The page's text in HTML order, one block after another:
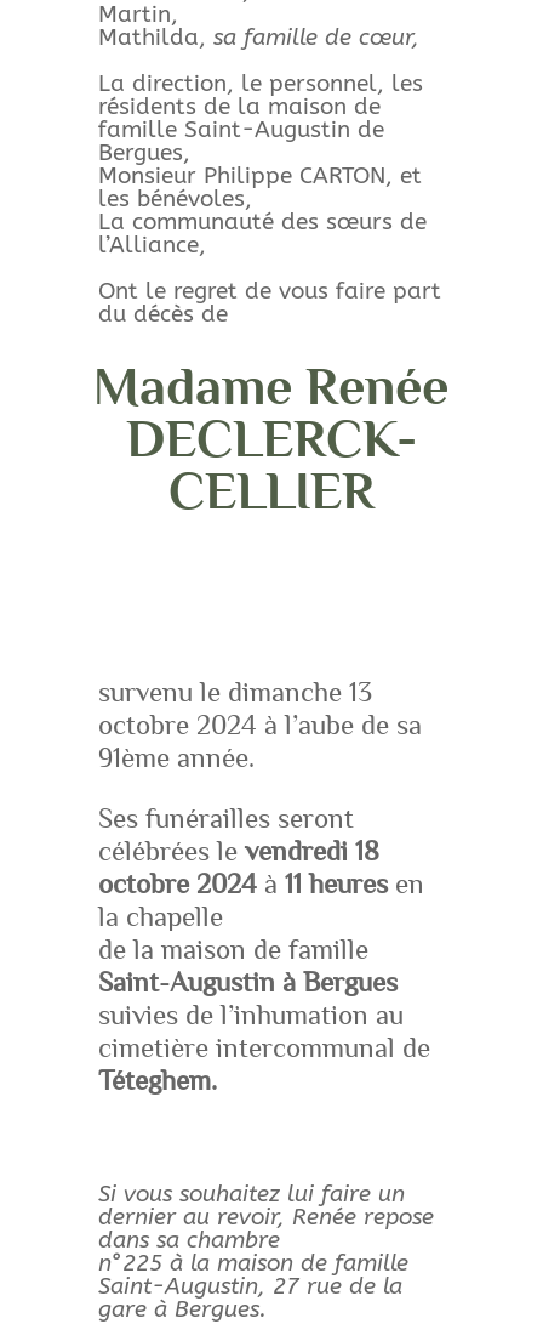
Martin,
Mathilda, sa famille de cœur,
La direction, le personnel, les
résidents de la maison de
famille Saint-Augustin de
Bergues,
Monsieur Philippe CARTON, et
les bénévoles,
La communauté des sœurs de
l’Alliance,
Ont le regret de vous faire part
du décès de
Madame Renée
DECLERCK-
CELLIER
survenu le dimanche 13
octobre 2024 à l’aube de sa
91ème année.
Ses funérailles seront
célébrées le vendredi 18
octobre 2024à 11 heuresen
la chapelle
de la maison de famille
Saint-Augustin à Bergues
suivies de l’inhumation au
cimetière intercommunal de
Téteghem.
Si vous souhaitez lui faire un
dernier au revoir, Renée repose
dans sa chambre
n°225 à la maison de famille
Saint-Augustin, 27 rue de la
gare à Bergues.